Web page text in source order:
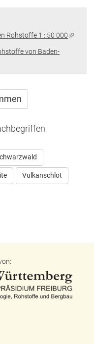
Rohstoffe 1 : 50 000(Link
von Baden-
Vulkanschlot